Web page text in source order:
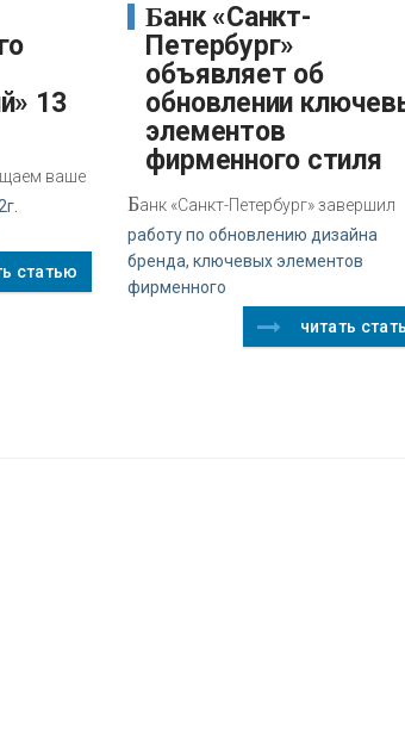
13
ваше
статью
Банк «Санкт-
Петербург»
объявляет об
обновлении
элементов
фирменного стиля
Банк «Санкт-Петербург» завершил
работу по обновлению дизайна
бренда, ключевых элементов
фирменного
читать